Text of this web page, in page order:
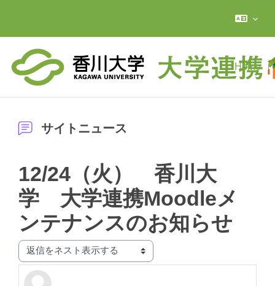
Home
サイトニュース
12/24（火） 香川大
学 大学連携Moodleメ
ンテナンスのお知らせ
表示モード